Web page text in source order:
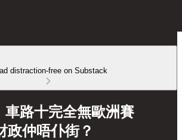
distraction-free on Substack
車路十完全無歐洲賽
政仲唔仆街？